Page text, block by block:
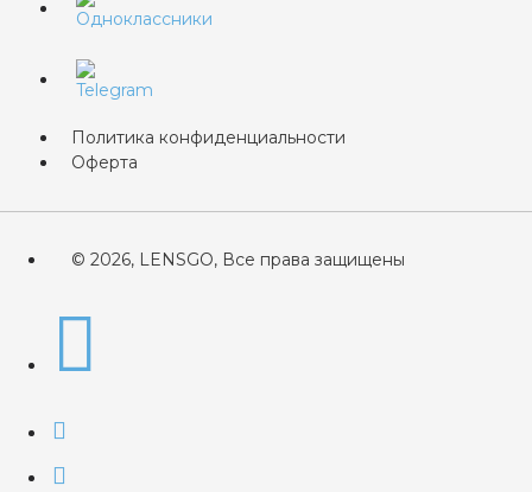
Политика конфиденциальности
Оферта
© 2026, LENSGO, Все права защищены